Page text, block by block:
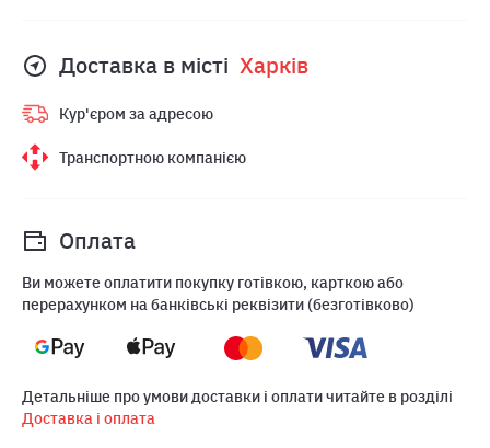
Доставка в місті Харкiв
Кур'єром за адресою
Транспортною компанією
Оплата
Ви можете оплатити покупку готівкою, карткою або
перерахунком на банківські реквізити (безготівково)
Детальніше про умови доставки і оплати читайте в розділі
Доставка і оплата